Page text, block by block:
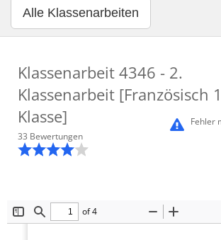
Alle Klassenarbeiten
Klassenarbeit 4346 - 2.
Klassenarbeit [Französisch
Klasse]
Fehler
33 Bewertungen
ToggleFind
of 4
Zoom